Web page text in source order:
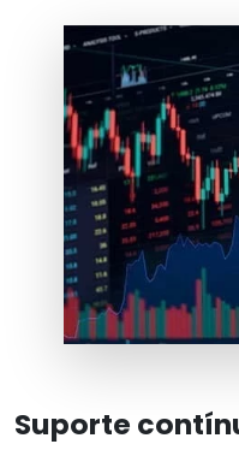
Suporte